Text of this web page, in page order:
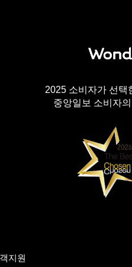
2025 소비자가 선택
중앙일보 소비자
지원